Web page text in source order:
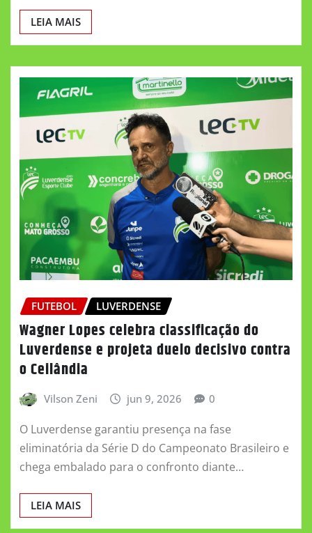
LEIA MAIS
FUTEBOL LUVERDENSE
Wagner Lopes celebra classificação do
Luverdense e projeta duelo decisivo contra
o Ceilândia
Vilson Zeni jun 9, 2026 0
O Luverdense garantiu presença na fase
eliminatória da Série D do Campeonato Brasileiro e
chega embalado para o confronto diante…
LEIA MAIS